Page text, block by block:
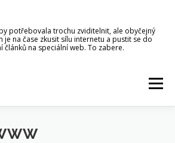
potřebovala trochu zviditelnit, ale obyčejný
na čase zkusit sílu internetu a pustit se do
na speciální web. To zabere.
Menu